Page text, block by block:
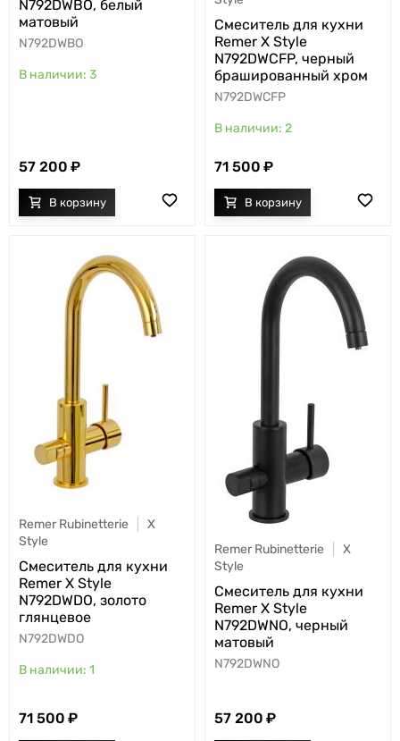
N792DWBO, белый
матовый
N792DWBO
3
57 200
Cмеситель для кухни
Remer X Style
N792DWCFP, черный
брашированный хром
N792DWCFP
2
71 500
Remer Rubinetterie
X
Style
Cмеситель для кухни
Remer X Style
N792DWDO, золото
глянцевое
N792DWDO
1
71 500
Remer Rubinetterie
X
Style
Cмеситель для кухни
Remer X Style
N792DWNO, черный
матовый
N792DWNO
57 200